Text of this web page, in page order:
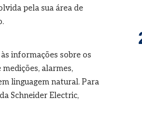
pela sua área de
informações sobre os
alarmes,
linguagem natural. Para
Schneider Electric,